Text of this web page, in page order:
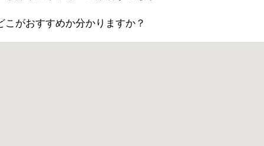
こがおすすめか分かりますか？